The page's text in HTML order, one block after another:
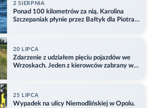
2 SIERPNIA
Ponad 100 kilometrów za nią. Karolina
Szczepaniak płynie przez Bałtyk dla Piotra.
20 LIPCA
Zdarzenie z udziałem pięciu pojazdów we
Wrzoskach. Jeden z kierowców zabrany w
25 LIPCA
Wypadek na ulicy Niemodlińskiej w Opolu.